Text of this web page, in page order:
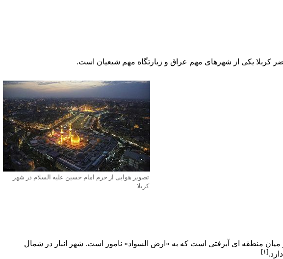
عراق و زیارتگاه مهم شیعیان است.
تصویر هوایی از حرم امام حسین علیه السلام در شهر
کربلا
میان منطقه ای آبرفتی است که به «ارض السواد» نامور است. شهر انبار در شمال
[۱]